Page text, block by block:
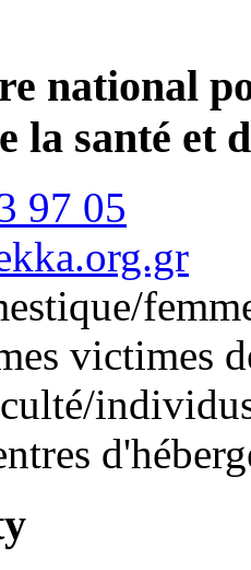
national
la santé et
97 05
victimes